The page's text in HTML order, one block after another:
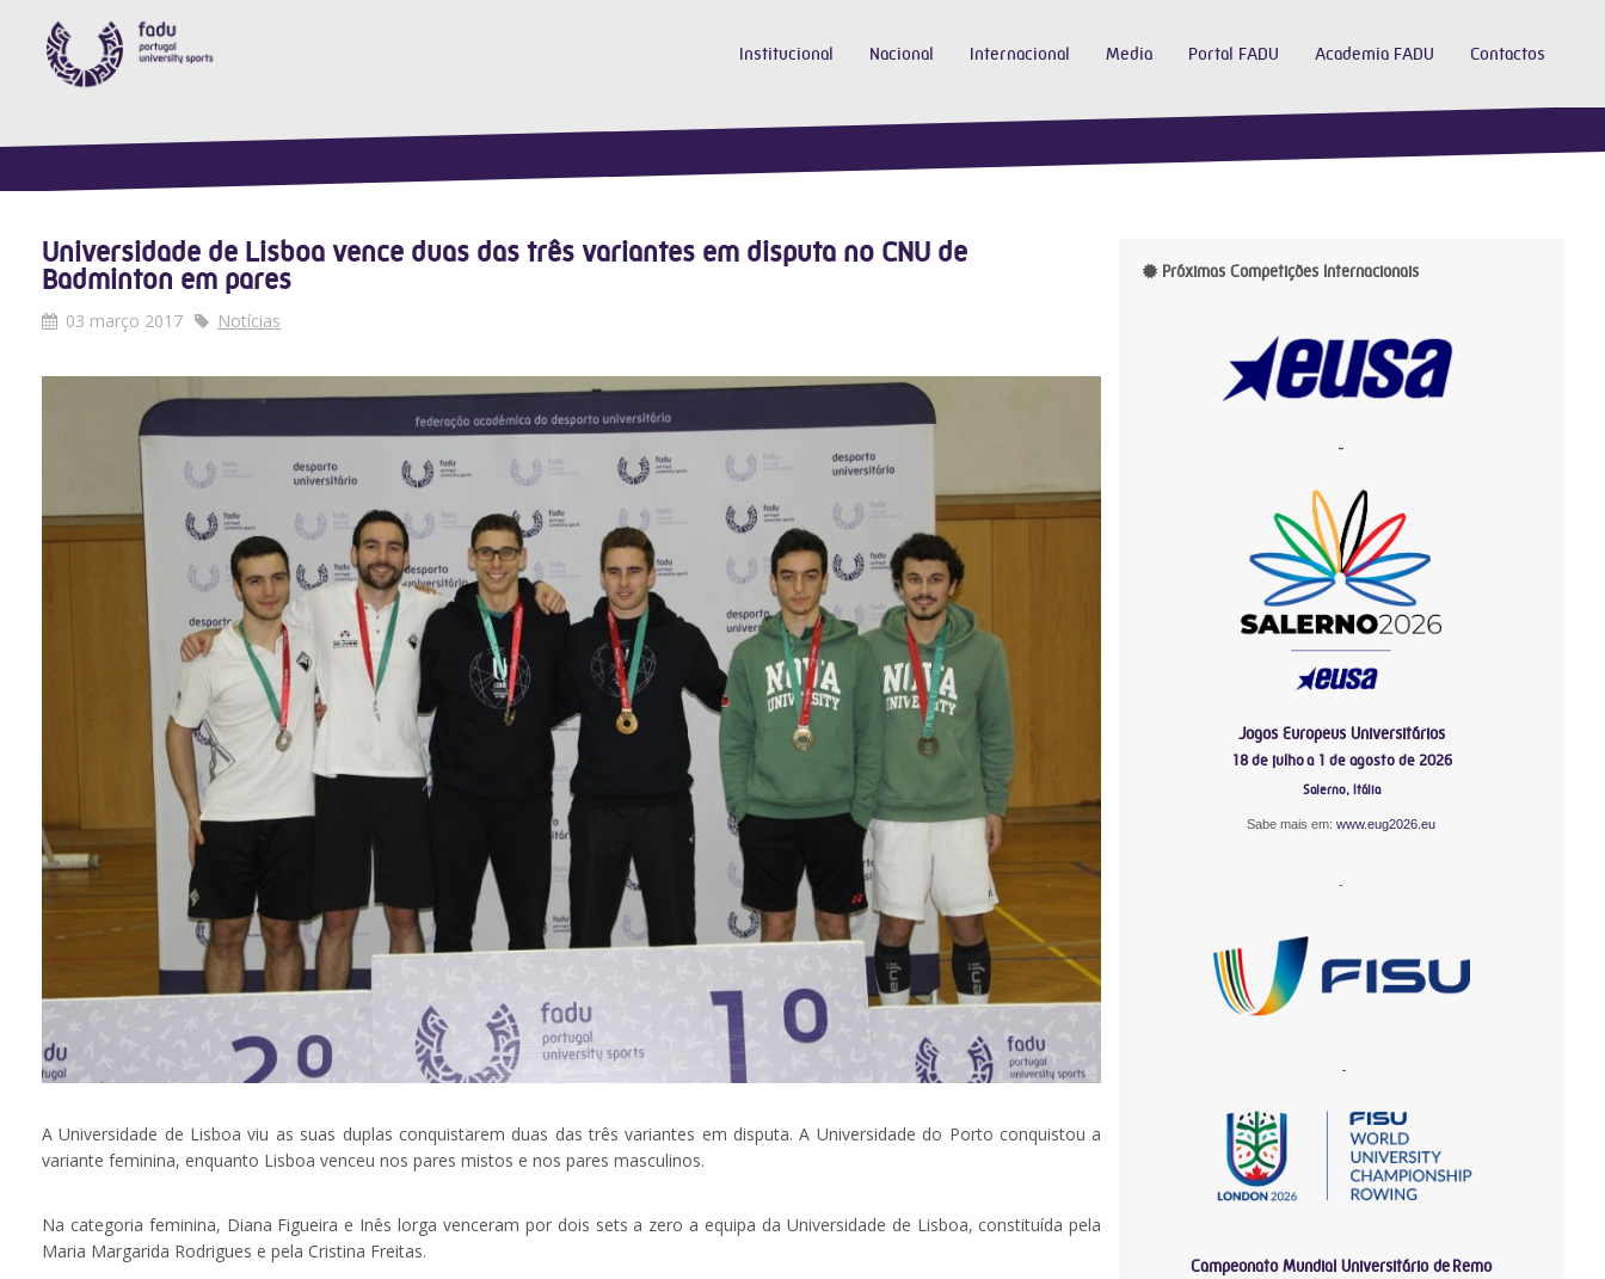
Institucional Nacional Internacional Media Portal FADU Academia FADU Contactos
Universidade de Lisboa vence duas das três variantes em disputa no CNU de
Badminton em pares
03 março 2017 Notícias
A Universidade de Lisboa viu as suas duplas conquistarem duas das três variantes em disputa. A Universidade do Porto conquistou a
variante feminina, enquanto Lisboa venceu nos pares mistos e nos pares masculinos.
Na categoria feminina, Diana Figueira e Inês lorga venceram por dois sets a zero a equipa da Universidade de Lisboa, constituída pela
Maria Margarida Rodrigues e pela Cristina Freitas.
Próximas Competições Internacionais
-
Jogos Europeus Universitários
18 de julho a 1 de agosto de 2026
Salerno, Itália
Sabe mais em:www.eug2026.eu
-
-
Campeonato Mundial Universitário de Remo